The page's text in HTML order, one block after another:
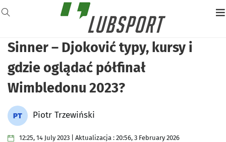
Sinner – Djoković typy, kursy i
gdzie oglądać półfinał
Wimbledonu 2023?
Piotr Trzewiński
12:25, 14 July 2023 | Aktualizacja : 20:56, 3 February 2026